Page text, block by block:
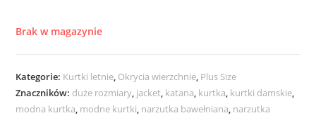
Brak w magazynie
Kategorie: Kurtki letnie, Okrycia wierzchnie, Plus Size
Znaczników: duże rozmiary, jacket, katana, kurtka, kurtki damskie,
modna kurtka, modne kurtki, narzutka bawełniana, narzutka